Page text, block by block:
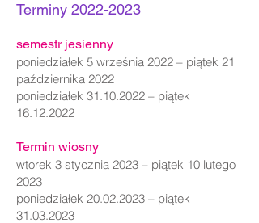
Terminy 2022-2023
semestr jesienny
poniedziałek 5 września 2022 – piątek 21
października 2022
poniedziałek 31.10.2022 – piątek
16.12.2022
Termin wiosny
wtorek 3 stycznia 2023 – piątek 10 lutego
2023
poniedziałek 20.02.2023 – piątek
31.03.2023